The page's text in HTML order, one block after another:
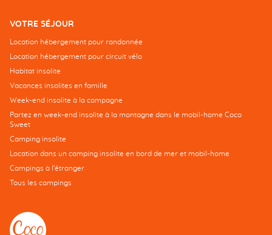
VOTRE SÉJOUR
Location hébergement pour randonnée
Location hébergement pour circuit vélo
Habitat insolite
Vacances insolites en famille
Week-end insolite à la campagne
Partez en week-end insolite à la montagne dans le mobil-home Coco
Sweet
Camping insolite
Location dans un camping insolite en bord de mer et mobil-home
Campings à l’étranger
Tous les campings